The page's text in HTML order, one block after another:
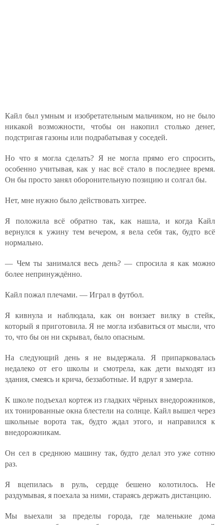
Кайл был умным и изобретательным мальчиком, но не было
никакой возможности, чтобы он накопил столько денег,
подстригая газоны или подрабатывая у соседей.
Но что я могла сделать? Я не могла прямо его спросить,
особенно учитывая, как у нас всё стало в последнее время.
Он бы просто занял оборонительную позицию и солгал бы.
Нет, мне нужно было действовать хитрее.
Я положила всё обратно так, как нашла, и когда Кайл
вернулся к ужину тем вечером, я вела себя так, будто всё
нормально.
— Чем ты занимался весь день? — спросила я как можно
более непринуждённо.
Кайл пожал плечами. — Играл в футбол.
Я кивнула и наблюдала, как он вонзает вилку в стейк,
который я приготовила. Я не могла избавиться от мысли, что
то, что бы он ни скрывал, было опасным.
На следующий день я не выдержала. Я припарковалась
недалеко от его школы и смотрела, как дети выходят из
здания, смеясь и крича, беззаботные. И вдруг я замерла.
К школе подъехал кортеж из гладких чёрных внедорожников,
их тонированные окна блестели на солнце. Кайл вышел через
школьные ворота так, будто ждал этого, и направился к
внедорожникам.
Он сел в среднюю машину так, будто делал это уже сотню
раз.
Я вцепилась в руль, сердце бешено колотилось. Не
раздумывая, я поехала за ними, стараясь держать дистанцию.
Мы выехали за пределы города, где маленькие дома